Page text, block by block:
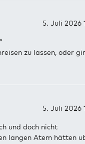
5. Juli 2026
zu lassen, oder
5. Juli 2026
und doch nicht
langen Atem hätten